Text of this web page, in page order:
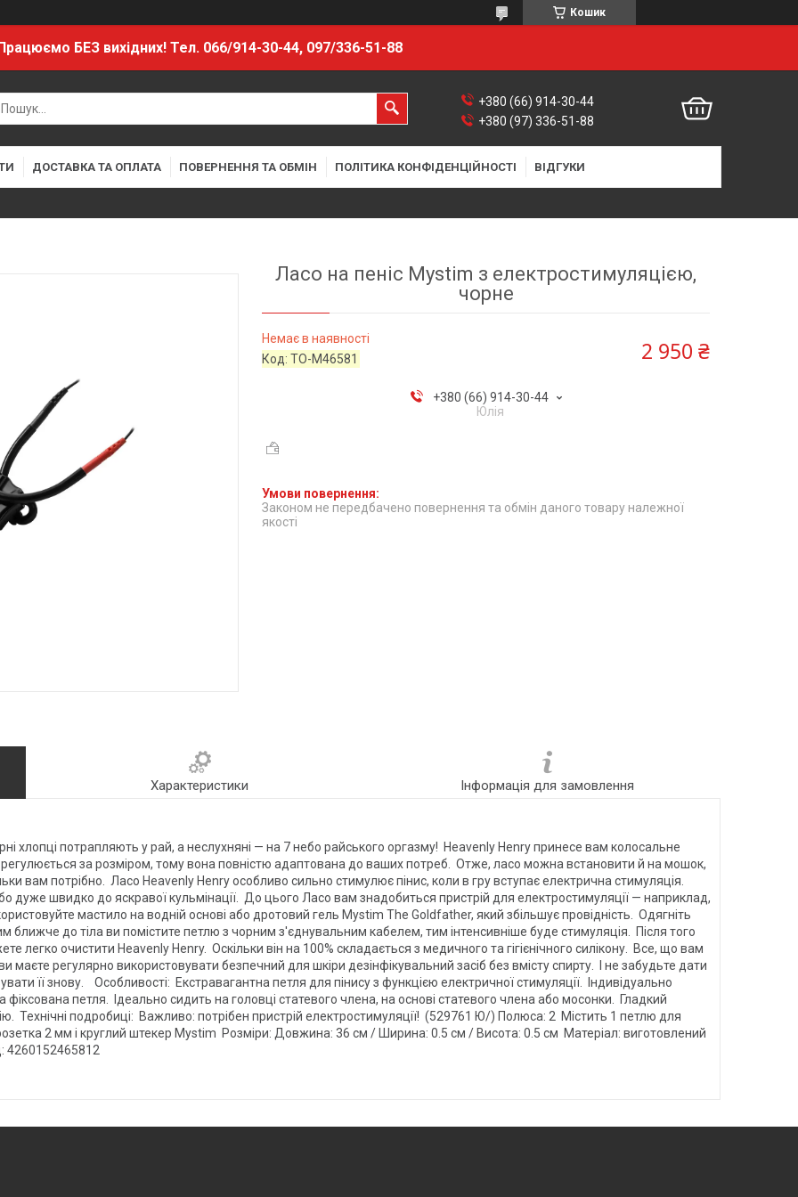
Кошик
БЕЗ вихідних! Тел. 066/914-30-44, 097/336-51-88
+380 (66) 914-30-44
+380 (97) 336-51-88
ДОСТАВКА ТА ОПЛАТА ПОВЕРНЕННЯ ТА ОБМІН ПОЛІТИКА КОНФІДЕНЦІЙНОСТІ ВІДГУКИ
Ласо на пеніс Mystim з електростимуляцією,
чорне
Немає в наявності
Код:TO-M46581 2 950 ₴
+380 (66) 914-30-44
Юлія
Законом не передбачено повернення та обмін даного товару належної
якості
Характеристики Інформація для замовлення
хлопці потрапляють у рай, а неслухняні — на 7 небо райського оргазму! Heavenly Henry принесе вам колосальне
за розміром, тому вона повністю адаптована до ваших потреб. Отже, ласо можна встановити й на мошок,
вам потрібно. Ласо Heavenly Henry особливо сильно стимулює пінис, коли в гру вступає електрична стимуляція.
дуже швидко до яскравої кульмінації. До цього Ласо вам знадобиться пристрій для електростимуляції — наприклад,
мастило на водній основі або дротовий гель Mystim The Goldfather, який збільшує провідність. Одягніть
ближче до тіла ви помістите петлю з чорним з'єднувальним кабелем, тим інтенсивніше буде стимуляція. Після того
легко очистити Heavenly Henry. Оскільки він на 100% складається з медичного та гігієнічного силікону. Все, що вам
регулярно використовувати безпечний для шкіри дезінфікувальний засіб без вмісту спирту. І не забудьте дати
її знову. Особливості: Екстравагантна петля для пінису з функцією електричної стимуляції. Індивідуально
петля. Ідеально сидить на головці статевого члена, на основі статевого члена або мосонки. Гладкий
Технічні подробиці: Важливо: потрібен пристрій електростимуляції! (529761 Ю/) Полюса: 2 Містить 1 петлю для
2 мм і круглий штекер Mystim Розміри: Довжина: 36 см / Ширина: 0.5 см / Висота: 0.5 см Матеріал: виготовлений
4260152465812